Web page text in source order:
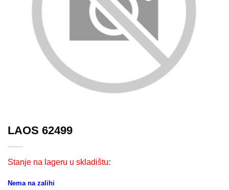
LAOS 62499
Stanje na lageru u skladištu:
Nema na zalihi